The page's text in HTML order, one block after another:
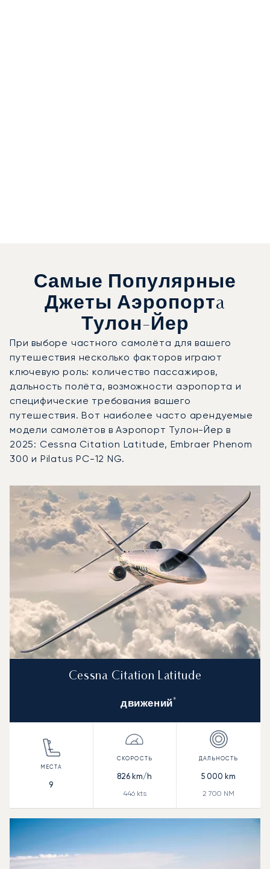
Самые Популярные
Джеты Аэропортa
Тулон-Йер
При выборе частного самолёта для вашего
путешествия несколько факторов играют
ключевую роль: количество пассажиров,
дальность полёта, возможности аэропорта и
специфические требования вашего
путешествия. Вот наиболее часто арендуемые
модели самолётов в Аэропорт Тулон-Йер в
2025: Cessna Citation Latitude, Embraer Phenom
300 и Pilatus PC-12 NG.
Фото воздушного судна
Модель воздушного судна
Места
Скорость (км/ч)
Дальность (км)
Дальность (NM)
Cessna Citation Latitude
движений*
9
826 km/h
446kts
5 000 km
2 700 NM